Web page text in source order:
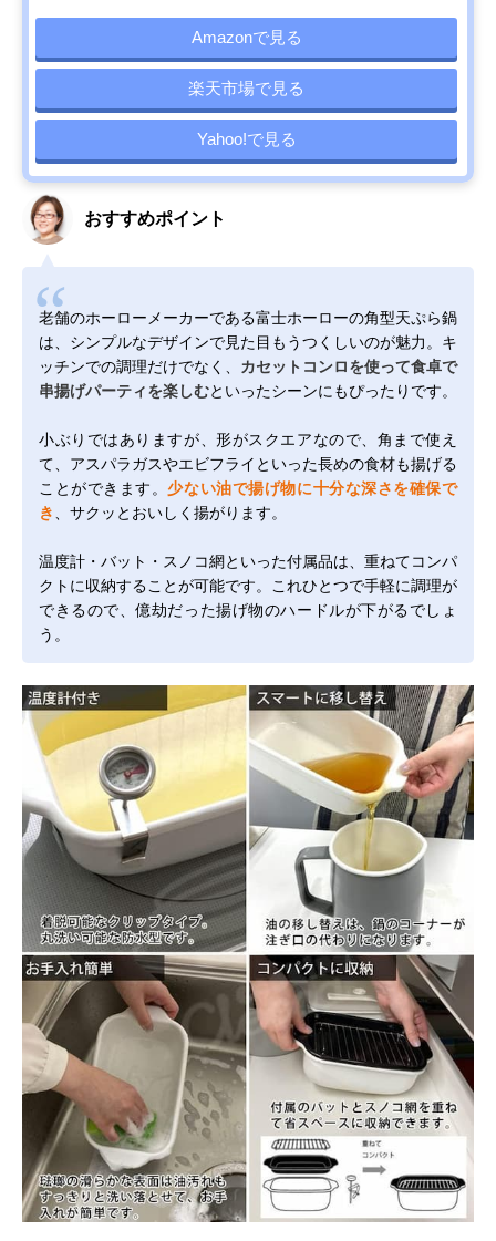
Amazonで見る
楽天市場で見る
Yahoo!で見る
おすすめポイント
老舗のホーローメーカーである富士ホーローの角型天ぷら鍋
は、シンプルなデザインで見た目もうつくしいのが魅力。キ
ッチンでの調理だけでなく、 カセットコンロを使って食卓で
串揚げパーティを楽しむといったシーンにもぴったりです。
小ぶりではありますが、形がスクエアなので、角まで使え
て、アスパラガスやエビフライといった長めの食材も揚げる
ことができます。少ない油で揚げ物に十分な深さを確保で
き
、サクッとおいしく揚がります。
温度計・バット・スノコ網といった付属品は、重ねてコンパ
クトに収納することが可能です。これひとつで手軽に調理が
できるので、億劫だった揚げ物のハードルが下がるでしょ
う。